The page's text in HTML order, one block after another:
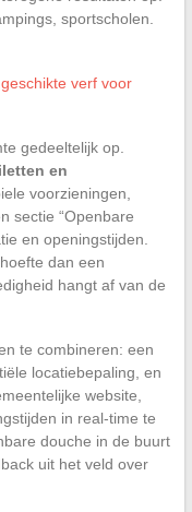
sportscholen.
verf voor
gedeeltelijk op.
en
voorzieningen,
sectie “Openbare
en openingstijden.
dan een
hangt af van de
te combineren: een
locatiebepaling, en
website,
in real-time te
douche in de buurt
uit het veld over